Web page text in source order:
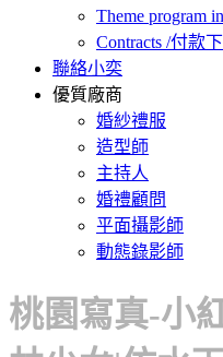
Theme program
Contracts /付款
聯絡小奕
優質廠商
婚紗禮服
造型師
主持人
婚禮顧問
平面攝影師
動態錄影師
桃園寫真-小